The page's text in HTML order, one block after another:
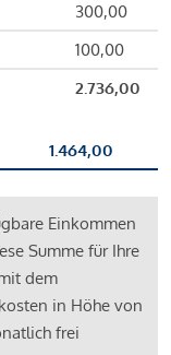
300,00
100,00
2.736,00
1.464,00
Einkommen
Summe für Ihre
dem
in Höhe von
frei